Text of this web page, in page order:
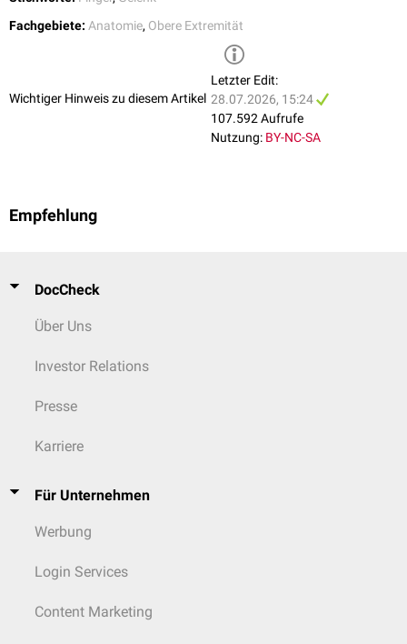
Fachgebiete: Anatomie, Obere Extremität
Wichtiger Hinweis zu diesem Artikel
Letzter Edit:
28.07.2026, 15:24
107.592 Aufrufe
Nutzung: BY-NC-SA
Empfehlung
DocCheck
Über Uns
Investor Relations
Presse
Karriere
Für Unternehmen
Werbung
Login Services
Content Marketing